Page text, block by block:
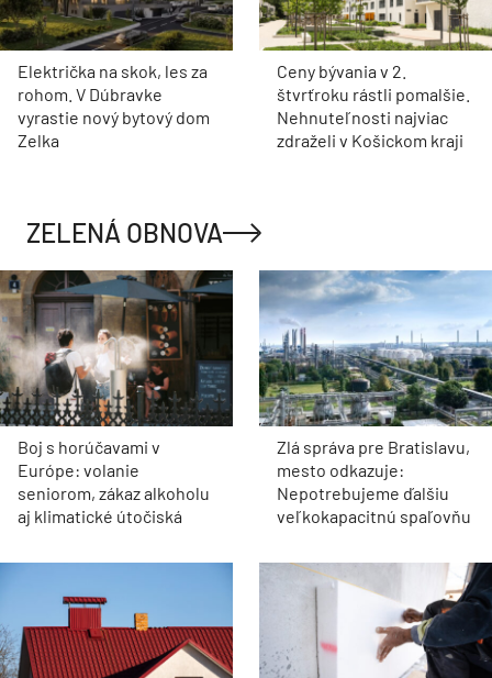
Električka na skok, les za
rohom. V Dúbravke
vyrastie nový bytový dom
Zelka
Ceny bývania v 2.
štvrťroku rástli pomalšie.
Nehnuteľnosti najviac
zdraželi v Košickom kraji
ZELENÁ OBNOVA
Boj s horúčavami v
Európe: volanie
seniorom, zákaz alkoholu
aj klimatické útočiská
Zlá správa pre Bratislavu,
mesto odkazuje:
Nepotrebujeme ďalšiu
veľkokapacitnú spaľovňu